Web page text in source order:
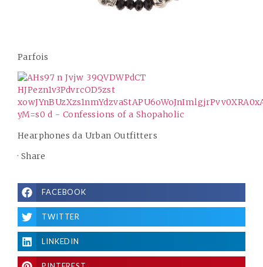
Parfois
Hearphones da Urban Outfitters
· Share
FACEBOOK
TWITTER
LINKEDIN